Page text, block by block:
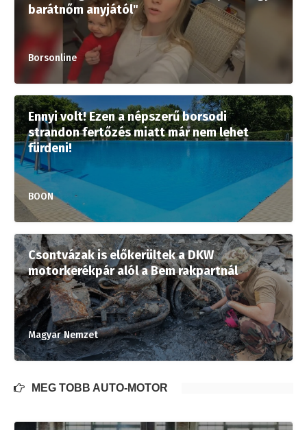
barátnőm anyjától"
Borsonline
Ennyi volt! Ezen a népszerű borsodi
strandon fertőzés miatt már nem lehet
fürdeni!
BOON
Csontvázak is előkerültek a DKW
motorkerékpár alól a Bem rakpartnál
Magyar Nemzet
MÉG TÖBB AUTÓ-MOTOR